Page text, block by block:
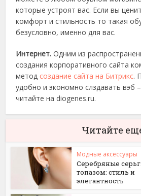
которые устроят вас. Если вы
комфорт и стильность то такая
безусловно, именно для вас.
Интернет.Одним из
создания корпоративного сайта
метод создание сайта на Битрикс.
удобно и экономно слздавать вэб
читайте на diogenes.ru.
Читайте
Модные аксессуары
Серебряные
топазом: стиль и
элегантность